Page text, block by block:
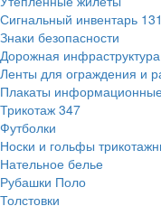
Сигнальный инвентарь 131
Знаки безопасности
Дорожная
Ленты для ограждения и
Плакаты
Трикотаж 347
Футболки
Носки и гольфы
Нательное белье
Рубашки Поло
Толстовки